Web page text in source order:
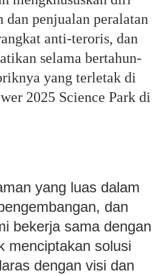
dan penjualan peralatan
anti-teroris, dan
selama bertahun-
yang terletak di
2025 Science Park di
yang luas dalam
dan
bekerja sama dengan
menciptakan solusi
dengan visi dan